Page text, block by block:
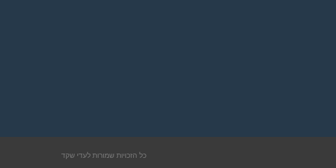
כל הזכויות שמורות לעדי שקד